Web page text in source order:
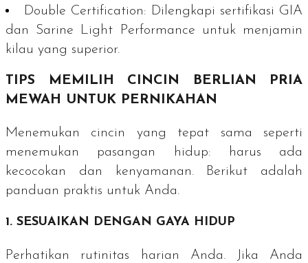
Double Certification: Dilengkapi sertifikasi GIA
dan Sarine Light Performance untuk menjamin
kilau yang superior.
TIPS MEMILIH CINCIN BERLIAN PRIA
MEWAH UNTUK PERNIKAHAN
Menemukan cincin yang tepat sama seperti
menemukan pasangan hidup: harus ada
kecocokan dan kenyamanan. Berikut adalah
panduan praktis untuk Anda.
1. SESUAIKAN DENGAN GAYA HIDUP
Perhatikan rutinitas harian Anda. Jika Anda